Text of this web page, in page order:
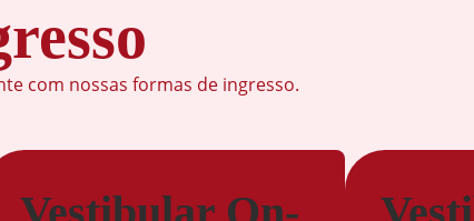
Tempo
Casa
com nossas formas de ingresso.